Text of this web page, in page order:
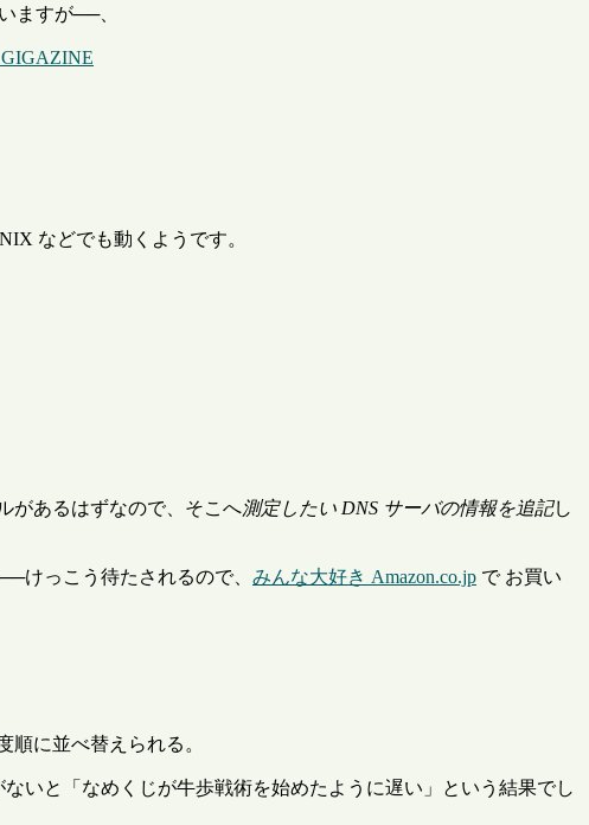
ますが──、
などでも動くようです。
があるはずなので、そこへ測定したい DNS サーバの情報を追記し
けっこう待たされるので、 みんな大好き Amazon.co.jp で お買い
順に並べ替えられる。
いと「なめくじが牛歩戦術を始めたように遅い」という結果でし